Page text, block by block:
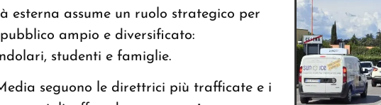
esterna assume un ruolo strategico per
ampio e diversificato:
studenti e famiglie.
seguono le direttrici più trafficate e i